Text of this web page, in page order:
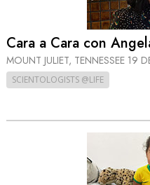
Cara a Cara con
MOUNT JULIET, TENNESSEE 19
SCIENTOLOGISTS @LIFE